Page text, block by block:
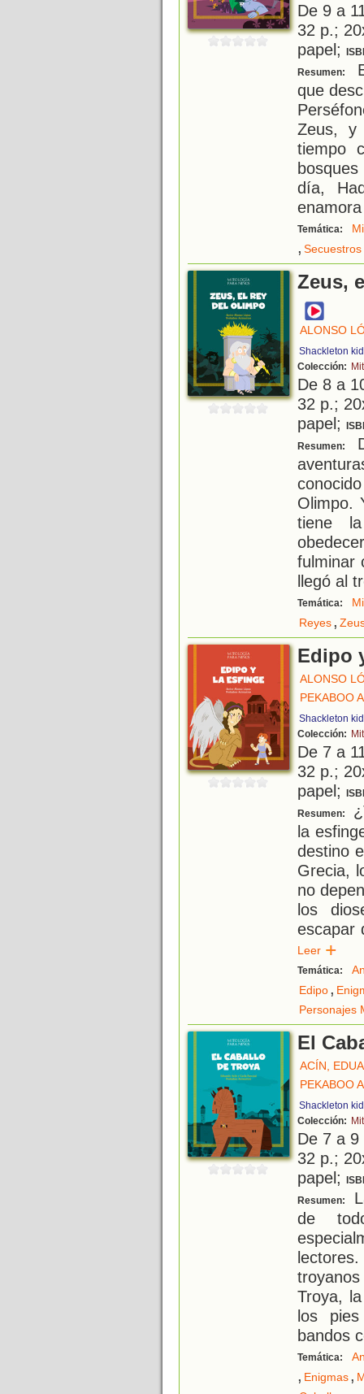
De 9 a
32 p.;
papel;
Resumen:
que
Zeus, y
tiempo
día,
enamora
Temática:
, Secuestros
Zeus,
ALONSO
Shackleton
Colección:
De 8 a
32 p.;
papel;
Resumen:
Olimpo.
tiene
fulminar
llegó al
Temática:
Reyes,
Edipo
ALONSO
PEKABOO
Shackleton
Colección:
De 7 a
32 p.;
papel;
Resumen:
la
destino
Grecia,
no
los
escapar
Leer
Temática:
Edipo,
Personajes
El
ACÍN,
PEKABOO
Shackleton
Colección:
De 7 a
32 p.;
papel;
Resumen:
de
Troya,
los
bandos
Temática:
, Enigmas,